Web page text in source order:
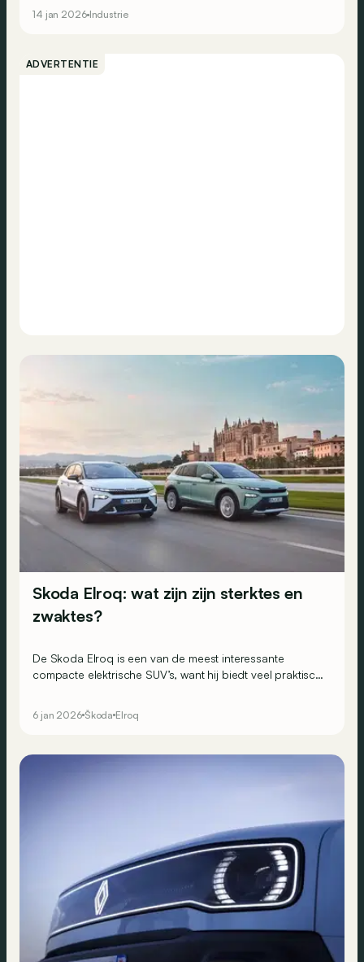
14 jan 2026 Industrie
ADVERTENTIE
Skoda Elroq: wat zijn zijn sterktes en
zwaktes?
De Skoda Elroq is een van de meest interessante
compacte elektrische SUV’s, want hij biedt veel praktisch
6 jan 2026 Škoda Elroq